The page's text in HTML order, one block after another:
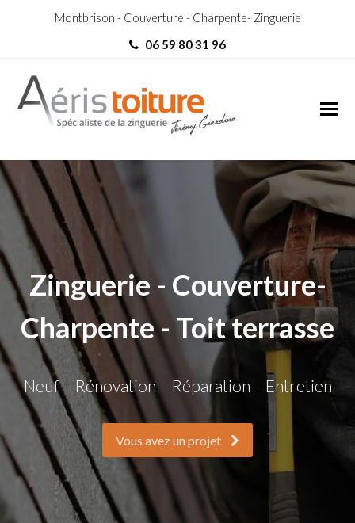
Montbrison - Couverture - Charpente- Zinguerie
06 59 80 31 96
Toit-Terrasse Chavanay
Zinguerie - Couverture-
Charpente - Toit terrasse
Neuf – Rénovation – Réparation – Entretien
Vous avez un projet